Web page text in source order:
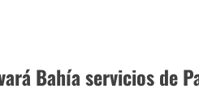
Bahía servicios de